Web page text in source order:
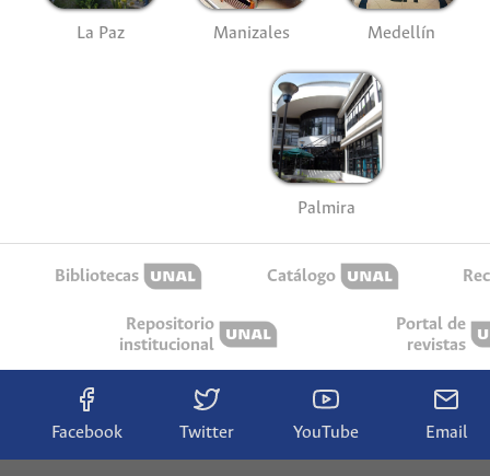
La Paz Manizales Medellín
Palmira
Bibliotecas Catálogo
Repositorio
institucional
Portal de
revistas
Facebook Twitter YouTube Email